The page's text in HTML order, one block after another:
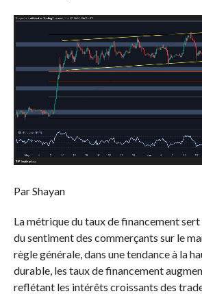
Par Shayan
La métrique du taux de financement
du sentiment des commerçants sur le
règle générale, dans une tendance à la
durable, les taux de financement
reflétant les intérêts croissants des